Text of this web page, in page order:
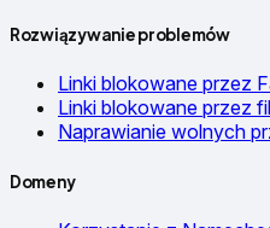
Rozwiązywanie problemów
Linki blokowane przez
Linki blokowane przez
Naprawianie wolnych
Domeny